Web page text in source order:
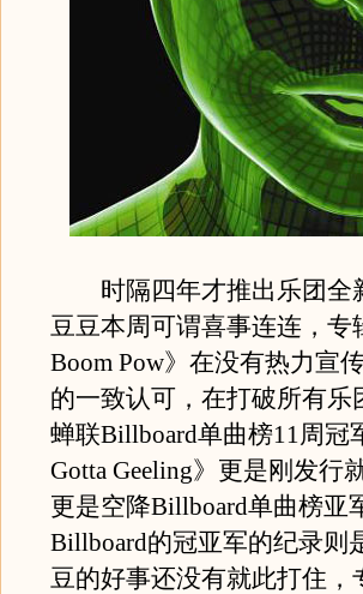
时隔四年才推出乐团全
豆豆本周可谓喜事连连，专
Boom Pow》在没有热力宣
的一致认可，在打破所有
蝉联Billboard单曲榜11周
Gotta Geeling》更是刚发行
更是空降Billboard单曲榜亚
Billboard的冠亚军的纪录则
豆的好事还没有就此打住，